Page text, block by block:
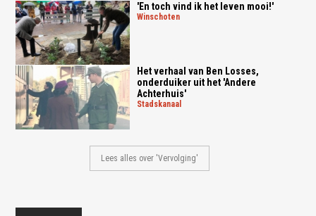
'En toch vind ik het leven mooi!'
winschoten
Het verhaal van Ben Losses,
onderduiker uit het 'Andere
Achterhuis'
stadskanaal
Lees alles over 'Vervolging'